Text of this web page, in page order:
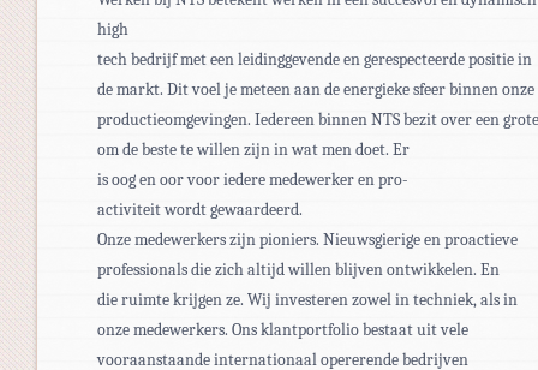
high
tech bedrijf met een leidinggevende en gerespecteerde positie in
de markt. Dit voel je meteen aan de energieke sfeer binnen
productieomgevingen. Iedereen binnen NTS bezit over een
om de beste te willen zijn in wat men doet. Er
is oog en oor voor iedere medewerker en pro-
activiteit wordt gewaardeerd. ​
Onze medewerkers zijn pioniers. Nieuwsgierige en proactieve
professionals die zich altijd willen blijven ontwikkelen. En
die ruimte krijgen ze. Wij investeren zowel in techniek, als in
onze medewerkers. Ons klantportfolio bestaat uit vele
vooraanstaande internationaal opererende bedrijven